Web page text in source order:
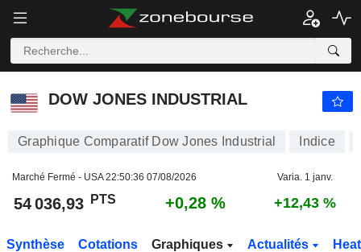
DOW JONES INDUSTRIAL
Graphique Comparatif Dow Jones Industrial Indice
Marché Fermé - USA22:50:36 07/08/2026 Varia. 1 janv.
54 036,93 PTS +0,28 % +12,43 %
Synthèse Cotations Graphiques Actualités